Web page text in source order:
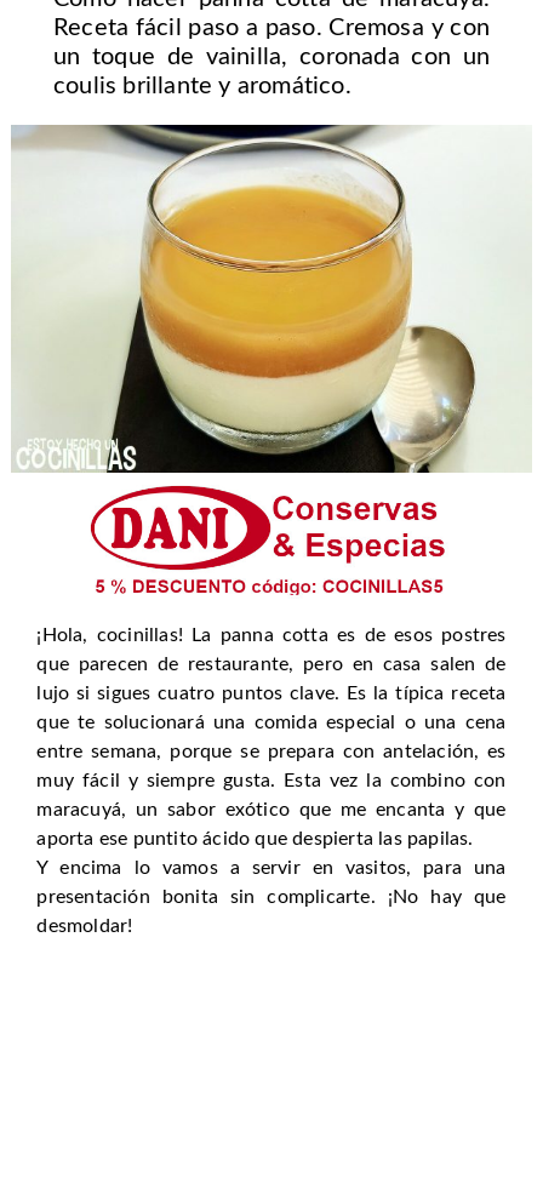
Receta fácil paso a paso. Cremosa y con
un toque de vainilla, coronada con un
coulis brillante y aromático.
¡Hola, cocinillas! La panna cotta es de esos postres
que parecen de restaurante, pero en casa salen de
lujo si sigues cuatro puntos clave. Es la típica receta
que te solucionará una comida especial o una cena
entre semana, porque se prepara con antelación, es
muy fácil y siempre gusta. Esta vez la combino con
maracuyá, un sabor exótico que me encanta y que
aporta ese puntito ácido que despierta las papilas.
Y encima lo vamos a servir en vasitos, para una
presentación bonita sin complicarte. ¡No hay que
desmoldar!